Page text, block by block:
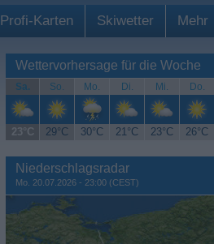
Profi-Karten Skiwetter Mehr
Wettervorhersage für die Woche
Sa. So. Mo. Di. Mi. Do.
23°C 29°C 30°C 21°C 23°C 26°C
Niederschlagsradar
Mo. 20.07.2026 - 23:00 (CEST)